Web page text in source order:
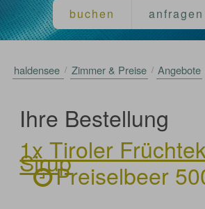
haldensee Zimmer & Preise Angebote
Ihre Bestellung
1x Tiroler
SirupPreiselbeer